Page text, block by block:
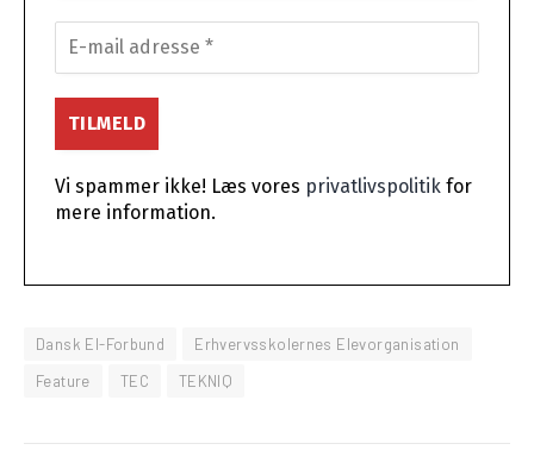
Vi spammer ikke! Læs vores privatlivspolitik for
mere information.
Dansk El-Forbund
Erhvervsskolernes Elevorganisation
Feature
TEC TEKNIQ